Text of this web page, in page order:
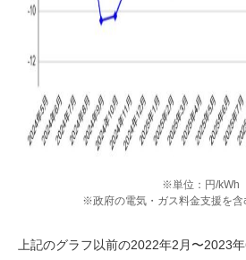
※単位：円/kWh
※政府の電気・ガス料金支援を含
上記のグラフ以前の2022年2月〜2023